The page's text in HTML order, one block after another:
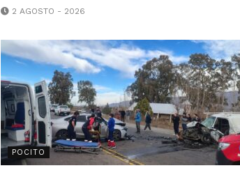
2 AGOSTO - 2026
POCITO